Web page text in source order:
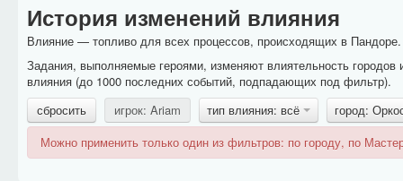
История изменений влияния
Влияние — топливо для всех процессов, происходящих в
Задания, выполняемые героями, изменяют влиятельность
влияния (до 1000 последних событий, подпадающих под фильтр).
сбросить
игрок: Ariam тип влияния: всё
город:
Можно применить только один из фильтров: по городу, по